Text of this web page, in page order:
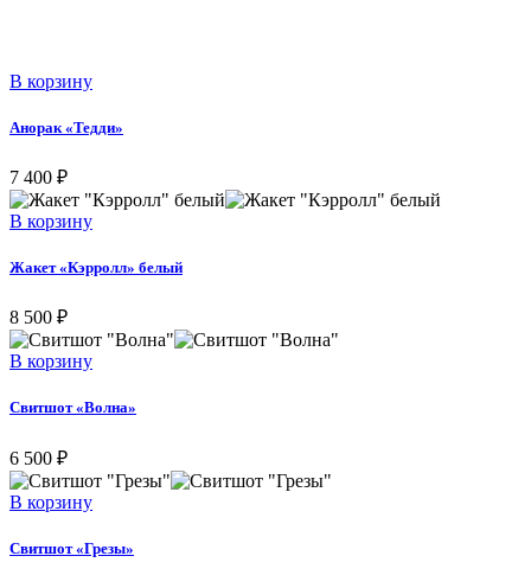
В корзинуЭтот
имеет
можно
выбрать
странице
Анорак «Тедди»
7 400 ₽
В корзинуЭтот
имеет
можно
выбрать
странице
Жакет «Кэрролл» белый
8 500 ₽
В корзинуЭтот
имеет
можно
выбрать
странице
Свитшот «Волна»
6 500 ₽
В корзинуЭтот
имеет
Свитшот «Грезы»